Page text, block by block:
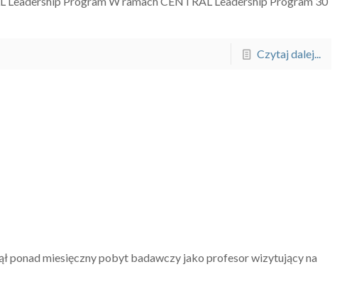
Czytaj dalej...
ponad miesięczny pobyt badawczy jako profesor wizytujący na